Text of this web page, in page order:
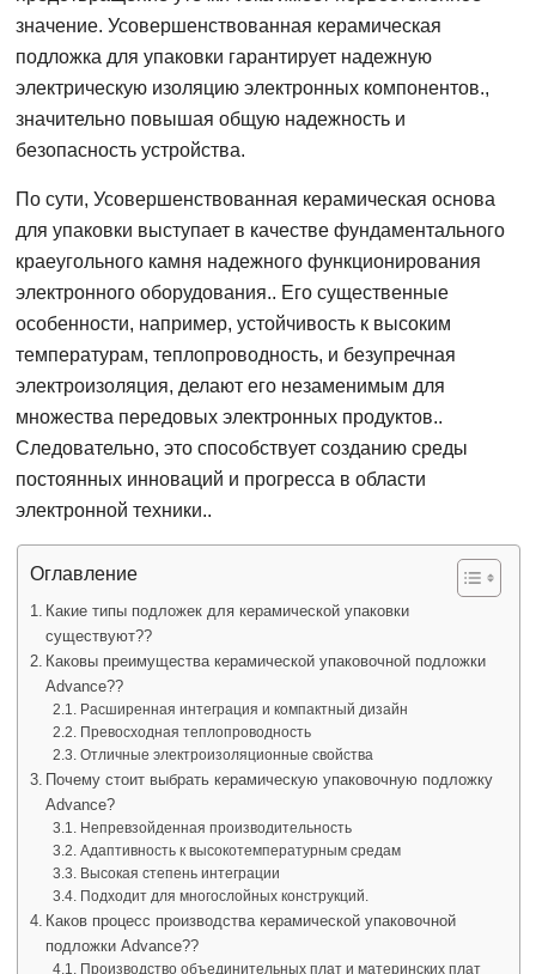
значение. Усовершенствованная керамическая
подложка для упаковки гарантирует надежную
электрическую изоляцию электронных компонентов.,
значительно повышая общую надежность и
безопасность устройства.
По сути, Усовершенствованная керамическая основа
для упаковки выступает в качестве фундаментального
краеугольного камня надежного функционирования
электронного оборудования.. Его существенные
особенности, например, устойчивость к высоким
температурам, теплопроводность, и безупречная
электроизоляция, делают его незаменимым для
множества передовых электронных продуктов..
Следовательно, это способствует созданию среды
постоянных инноваций и прогресса в области
электронной техники..
Оглавление
Какие типы подложек для керамической упаковки
существуют??
Каковы преимущества керамической упаковочной подложки
Advance??
Расширенная интеграция и компактный дизайн
Превосходная теплопроводность
Отличные электроизоляционные свойства
Почему стоит выбрать керамическую упаковочную подложку
Advance?
Непревзойденная производительность
Адаптивность к высокотемпературным средам
Высокая степень интеграции
Подходит для многослойных конструкций.
Каков процесс производства керамической упаковочной
подложки Advance??
Производство объединительных плат и материнских плат